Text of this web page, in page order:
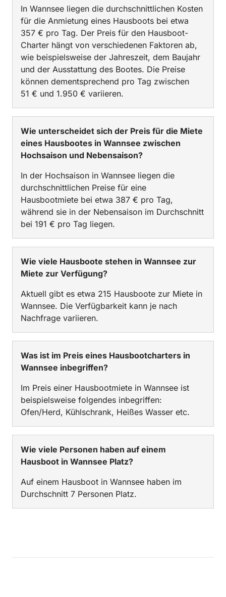
In Wannsee liegen die durchschnittlichen Kosten
für die Anmietung eines Hausboots bei etwa
357 € pro Tag. Der Preis für den Hausboot-
Charter hängt von verschiedenen Faktoren ab,
wie beispielsweise der Jahreszeit, dem Baujahr
und der Ausstattung des Bootes. Die Preise
können dementsprechend pro Tag zwischen
51 € und 1.950 € variieren.
Wie unterscheidet sich der Preis für die Miete
eines Hausbootes in Wannsee zwischen
Hochsaison und Nebensaison?
In der Hochsaison in Wannsee liegen die
durchschnittlichen Preise für eine
Hausbootmiete bei etwa 387 € pro Tag,
während sie in der Nebensaison im Durchschnitt
bei 191 € pro Tag liegen.
Wie viele Hausboote stehen in Wannsee zur
Miete zur Verfügung?
Aktuell gibt es etwa 215 Hausboote zur Miete in
Wannsee. Die Verfügbarkeit kann je nach
Nachfrage variieren.
Was ist im Preis eines Hausbootcharters in
Wannsee inbegriffen?
Im Preis einer Hausbootmiete in Wannsee ist
beispielsweise folgendes inbegriffen:
Ofen/Herd, Kühlschrank, Heißes Wasser etc.
Wie viele Personen haben auf einem
Hausboot in Wannsee Platz?
Auf einem Hausboot in Wannsee haben im
Durchschnitt 7 Personen Platz.